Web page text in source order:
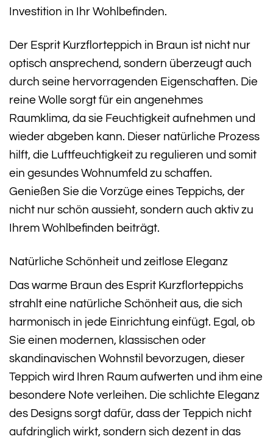
Investition in Ihr Wohlbefinden.
Der Esprit Kurzflorteppich in Braun ist nicht nur
optisch ansprechend, sondern überzeugt auch
durch seine hervorragenden Eigenschaften. Die
reine Wolle sorgt für ein angenehmes
Raumklima, da sie Feuchtigkeit aufnehmen und
wieder abgeben kann. Dieser natürliche Prozess
hilft, die Luftfeuchtigkeit zu regulieren und somit
ein gesundes Wohnumfeld zu schaffen.
Genießen Sie die Vorzüge eines Teppichs, der
nicht nur schön aussieht, sondern auch aktiv zu
Ihrem Wohlbefinden beiträgt.
Natürliche Schönheit und zeitlose Eleganz
Das warme Braun des Esprit Kurzflorteppichs
strahlt eine natürliche Schönheit aus, die sich
harmonisch in jede Einrichtung einfügt. Egal, ob
Sie einen modernen, klassischen oder
skandinavischen Wohnstil bevorzugen, dieser
Teppich wird Ihren Raum aufwerten und ihm eine
besondere Note verleihen. Die schlichte Eleganz
des Designs sorgt dafür, dass der Teppich nicht
aufdringlich wirkt, sondern sich dezent in das